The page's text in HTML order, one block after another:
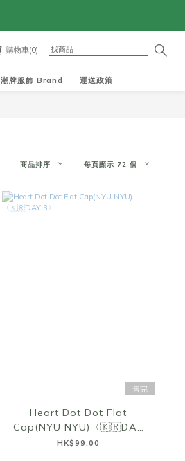
購物車(0)
潮牌服飾 Brand 運送政策
商品排序 每頁顯示 72 個
售完
Heart Dot Dot Flat
Cap(NYU NYU)〈🇰🇷DAY
3〉
HK$99.00